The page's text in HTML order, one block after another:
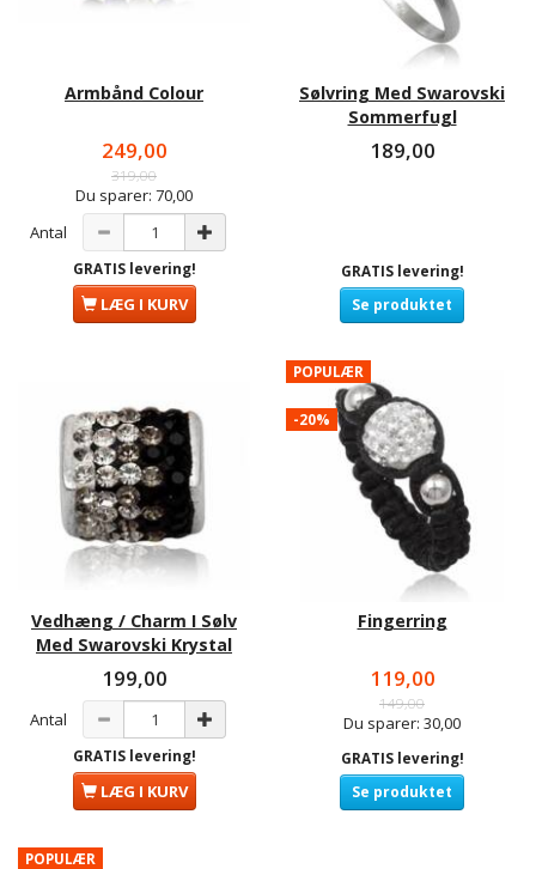
Armbånd Colour
249,00
319,00
Du sparer: 70,00
Antal
GRATIS levering!
LÆG I KURV
Sølvring Med Swarovski
Sommerfugl
189,00
GRATIS levering!
Se produktet
Vedhæng / Charm I Sølv
Med Swarovski Krystal
199,00
Antal
GRATIS levering!
LÆG I KURV
POPULÆR
-20%
Fingerring
119,00
149,00
Du sparer: 30,00
GRATIS levering!
Se produktet
POPULÆR